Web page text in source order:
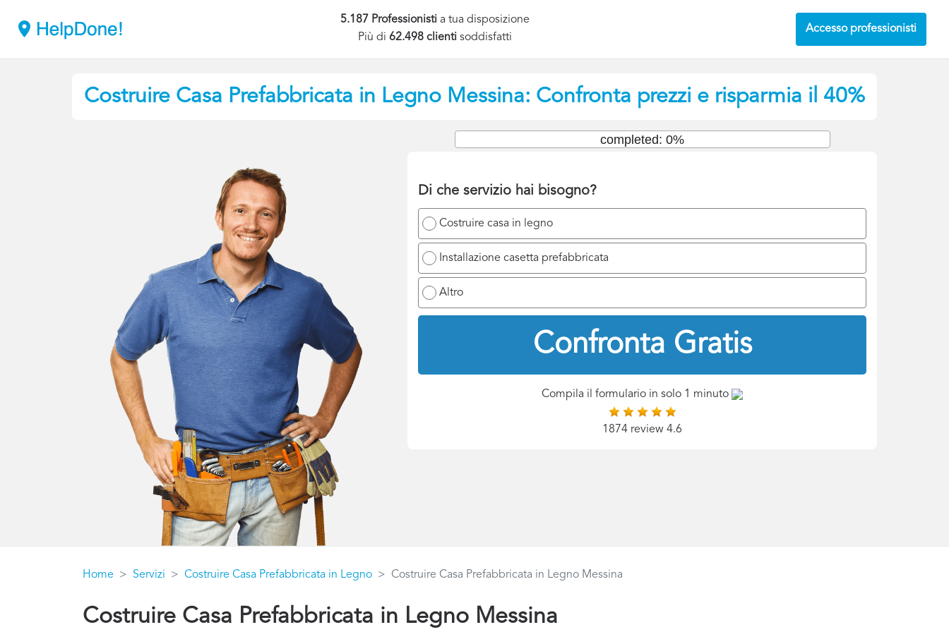
5.187 Professionisti a tua disposizione
Più di62.498 clientisoddisfatti
Accesso professionisti
Costruire Casa Prefabbricata in Legno Messina: Confronta prezzi e risparmia il 40%
Di che servizio hai bisogno?
Costruire casa in legno
Installazione casetta prefabbricata
Altro
Confronta Gratis
completed: 0%
Compila il formulario in solo 1 minuto
1874 review 4.6
Home Servizi Costruire Casa Prefabbricata in Legno Costruire Casa Prefabbricata in Legno Messina
Costruire Casa Prefabbricata in Legno Messina